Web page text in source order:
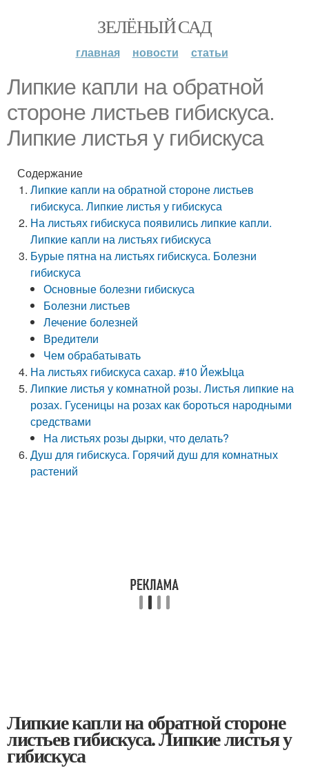
ЗЕЛЁНЫЙ САД
главная новости статьи
Липкие капли на обратной
стороне листьев гибискуса.
Липкие листья у гибискуса
Содержание
Липкие капли на обратной стороне листьев
гибискуса. Липкие листья у гибискуса
На листьях гибискуса появились липкие капли.
Липкие капли на листьях гибискуса
Бурые пятна на листьях гибискуса. Болезни
гибискуса
Основные болезни гибискуса
Болезни листьев
Лечение болезней
Вредители
Чем обрабатывать
На листьях гибискуса сахар. #10 ЙежЫца
Липкие листья у комнатной розы. Листья липкие на
розах. Гусеницы на розах как бороться народными
средствами
На листьях розы дырки, что делать?
Душ для гибискуса. Горячий душ для комнатных
растений
Липкие капли на обратной стороне
листьев гибискуса. Липкие листья у
гибискуса